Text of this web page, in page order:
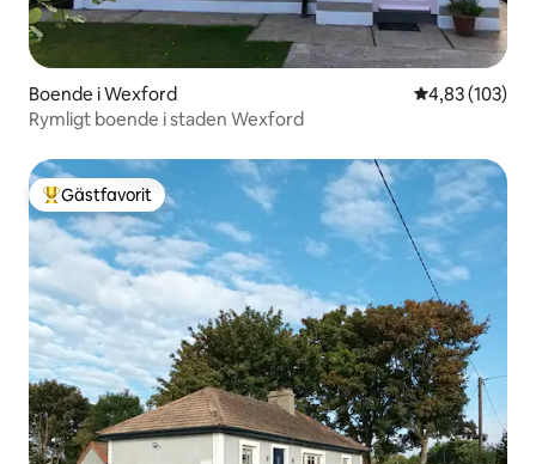
Boende i Wexford 4,83 av 5 i
4,83 (103)
Rymligt boende i staden Wexford
Populär gästfavorit
Gästfavorit